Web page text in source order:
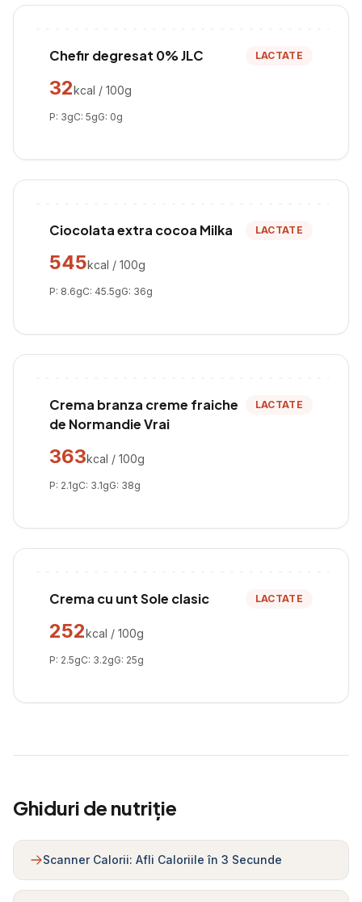
Chefir degresat 0% JLC LACTATE
32kcal / 100g
P: 3gC: 5gG: 0g
Ciocolata extra cocoa Milka LACTATE
545kcal / 100g
P: 8.6gC: 45.5gG: 36g
Crema branza creme fraiche
de Normandie Vrai
LACTATE
363kcal / 100g
P: 2.1gC: 3.1gG: 38g
Crema cu unt Sole clasic LACTATE
252kcal / 100g
P: 2.5gC: 3.2gG: 25g
Ghiduri de nutriție
Scanner Calorii: Afli Caloriile în 3 Secunde